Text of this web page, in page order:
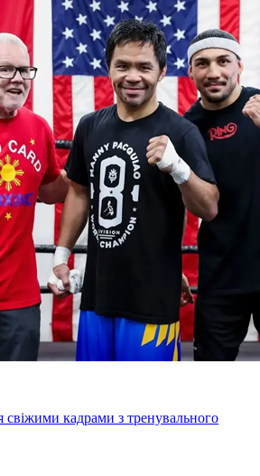
свіжими кадрами з тренувального